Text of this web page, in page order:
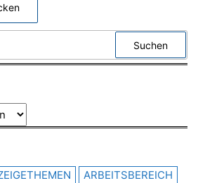
ARBEITSBEREICH